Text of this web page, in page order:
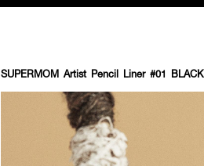
SUPERMOM Artist Pencil Liner #01 BLACK